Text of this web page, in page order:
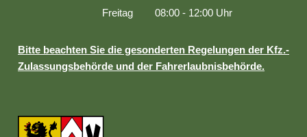
Von 14:00 bis 17:30 Uhr
Freitag 08:00 - 12:00 Uhr
Bitte beachten Sie die gesonderten Regelungen der Kfz.-
Zulassungsbehörde und der Fahrerlaubnisbehörde.